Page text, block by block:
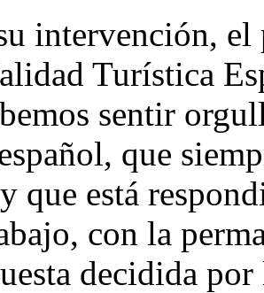
intervención,
Turística
sentir
que
que está
con la
decidida